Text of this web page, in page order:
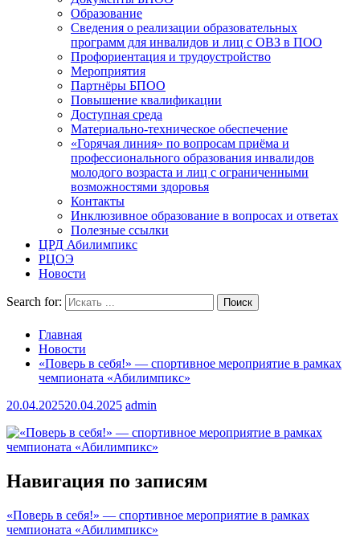
Образование
Сведения о реализации образовательных
программ для инвалидов и лиц с ОВЗ в ПОО
Профориентация и трудоустройство
Мероприятия
Партнёры БПОО
Повышение квалификации
Доступная среда
Материально-техническое обеспечение
«Горячая линия» по вопросам приёма и
профессионального образования инвалидов
молодого возраста и лиц с ограниченными
возможностями здоровья
Контакты
Инклюзивное образование в вопросах и ответах
Полезные ссылки
ЦРД Абилимпикс
РЦОЭ
Новости
Search for:
Главная
Новости
«Поверь в себя!» — спортивное мероприятие в рамках
чемпионата «Абилимпикс»
20.04.202520.04.2025 admin
Навигация по записям
«Поверь в себя!» — спортивное мероприятие в рамках
чемпионата «Абилимпикс»